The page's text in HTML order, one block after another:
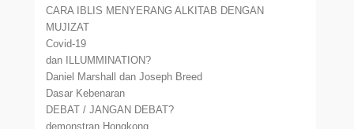
CARA IBLIS MENYERANG ALKITAB DENGAN
MUJIZAT
Covid-19
dan ILLUMMINATION?
Daniel Marshall dan Joseph Breed
Dasar Kebenaran
DEBAT / JANGAN DEBAT?
demonstran Hongkong